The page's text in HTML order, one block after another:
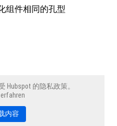
组件相同的孔型
Hubspot 的隐私政策。
erfahren
内容